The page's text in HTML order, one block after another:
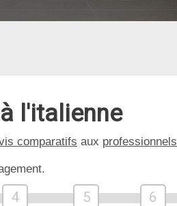
l'italienne
comparatifs aux professionnels
4 5 6